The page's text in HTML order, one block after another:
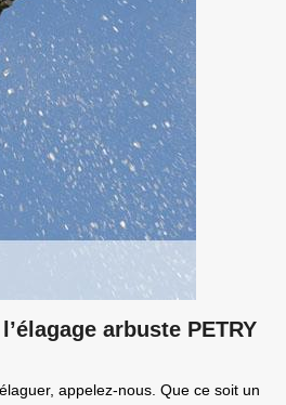
arbuste PETRY
appelez-nous. Que ce soit un